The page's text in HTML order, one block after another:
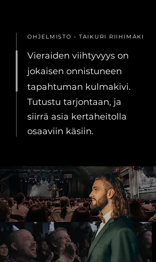
OHJELMISTO - TAIKURI RIIHIMÄKI
Vieraiden viihtyvyys on
jokaisen onnistuneen
tapahtuman kulmakivi.
Tutustu tarjontaan, ja
siirrä asia kertaheitolla
osaaviin käsiin.